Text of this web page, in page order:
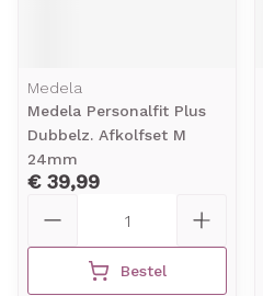
Medela
Medela Personalfit Plus
Dubbelz. Afkolfset M
24mm
€ 39,99
Bestel